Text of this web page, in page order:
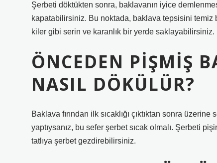
Şerbeti döktükten sonra, baklavanın iyice
kapatabilirsiniz. Bu noktada, baklava tepsisini temiz
kiler gibi serin ve karanlık bir yerde saklayabilirsiniz.
ÖNCEDEN PIŞMIŞ
NASIL DÖKÜLÜR?
Baklava fırından ilk sıcaklığı çıktıktan sonra
yaptıysanız, bu sefer şerbet sıcak olmalı. Şerbeti
tatlıya şerbet gezdirebilirsiniz.